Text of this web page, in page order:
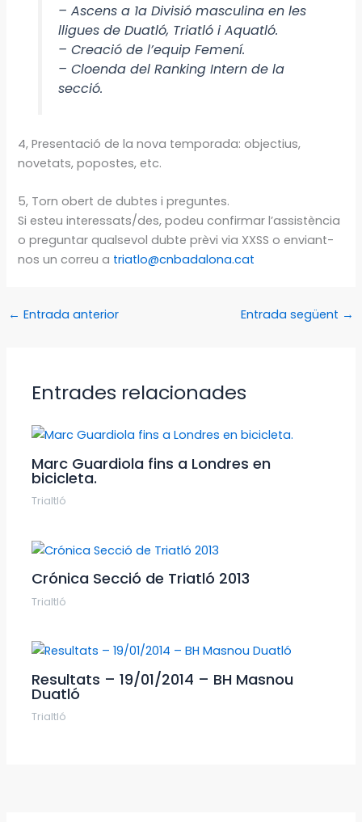
– Ascens a 1a Divisió masculina en les
lligues de Duatló, Triatló i Aquatló.
– Creació de l’equip Femení.
– Cloenda del Ranking Intern de la
secció.
4, Presentació de la nova temporada: objectius,
novetats, popostes, etc.
5, Torn obert de dubtes i preguntes.
Si esteu interessats/des, podeu confirmar l’assistència
o preguntar qualsevol dubte prèvi via XXSS o enviant-
nos un correu a triatlo@cnbadalona.cat
← Entrada anterior Entrada següent →
Entrades relacionades
Marc Guardiola fins a Londres en
bicicleta.
Trialtló
Crónica Secció de Triatló 2013
Trialtló
Resultats – 19/01/2014 – BH Masnou
Duatló
Trialtló